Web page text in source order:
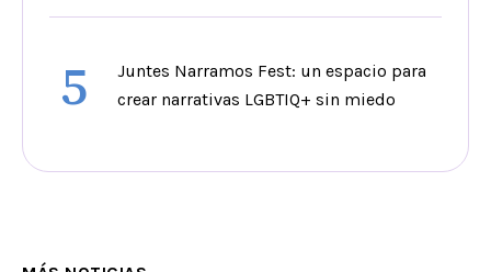
5
Juntes Narramos Fest: un espacio para
crear narrativas LGBTIQ+ sin miedo